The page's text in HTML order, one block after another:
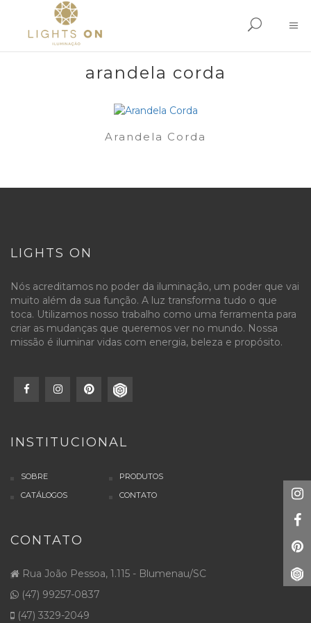
arandela corda
Arandela Corda
LIGHTS ON
Nós acreditamos no poder da iluminação, um poder que vai
muito além da sua função. A luz transforma tudo o que
toca. Utilizamos nosso trabalho como uma ferramenta para
criar as mudanças que queremos ver no mundo. Nossa
missão é iluminar vidas com energia, beleza e propósito.
INSTITUCIONAL
SOBRE
PRODUTOS
CATÁLOGOS
CONTATO
CONTATO
Rua João Pessoa, 1.115 - Blumenau/SC
(47) 99257-0837
(47) 3329-2049